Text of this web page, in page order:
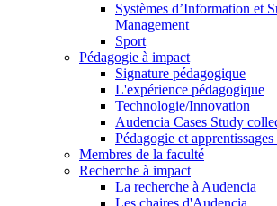
Systèmes d’Information et
Management
Sport
Pédagogie à impact
Signature pédagogique
L'expérience pédagogique
Technologie/Innovation
Audencia Cases Study
Pédagogie et
Membres de la faculté
Recherche à impact
La recherche à Audencia
Les chaires d'Audencia